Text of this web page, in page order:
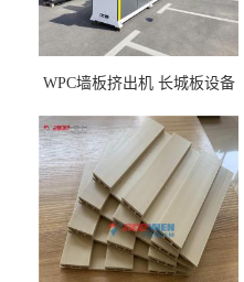
WPC墙板挤出机 长城板设备